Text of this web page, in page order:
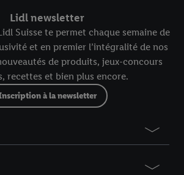
Lidl newsletter
Suisse te permet chaque semaine de
et en premier l’intégralité de nos
de produits, jeux-concours
recettes et bien plus encore.
à la newsletter